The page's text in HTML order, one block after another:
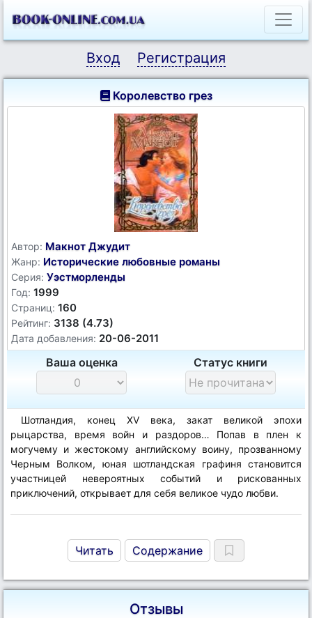
Вход Регистрация
Королевство грез
Автор: Макнот Джудит
Жанр: Исторические любовные романы
Серия: Уэстморленды
Год: 1999
Страниц: 160
Рейтинг: 3138 (4.73)
Дата добавления: 20-06-2011
Ваша оценка Статус книги
Шотландия, конец XV века, закат великой эпохи
рыцарства, время войн и раздоров… Попав в плен к
могучему и жестокому английскому воину, прозванному
Черным Волком, юная шотландская графиня становится
участницей невероятных событий и рискованных
приключений, открывает для себя великое чудо любви.
Читать Содержание
Отзывы